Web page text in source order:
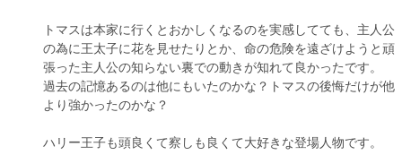
トマスは本家に行くとおかしくなるのを実感してても、主人公
の為に王太子に花を見せたりとか、命の危険を遠ざけようと頑
張った主人公の知らない裏での動きが知れて良かったです。
過去の記憶あるのは他にもいたのかな？トマスの後悔だけが他
より強かったのかな？
ハリー王子も頭良くて察しも良くて大好きな登場人物です。